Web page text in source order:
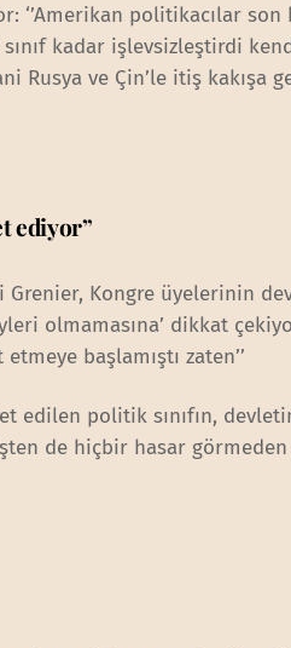
‘’Amerikan politikacılar
kadar işlevsizleştirdi
Rusya ve Çin’le itiş kakışa
ediyor”
Grenier, Kongre üyelerinin
olmamasına’ dikkat
başlamıştı zaten’’
edilen politik sınıfın,
de hiçbir hasar